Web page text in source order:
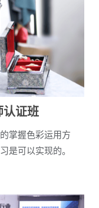
证班
掌握色彩运用方
是可以实现的。